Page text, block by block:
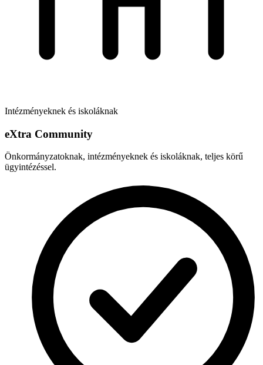
Intézményeknek és iskoláknak
eXtra Community
Önkormányzatoknak, intézményeknek és iskoláknak, teljes körű
ügyintézéssel.